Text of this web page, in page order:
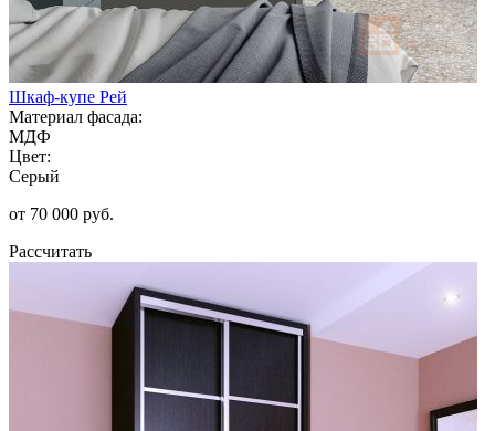
Шкаф-купе Рей
Материал фасада:
МДФ
Цвет:
Серый
от 70 000 руб.
Рассчитать